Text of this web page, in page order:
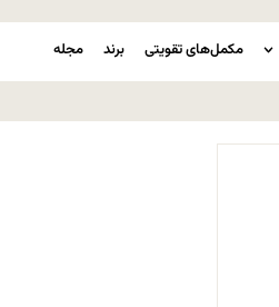
مکمل‌های تقویتی برند مجله